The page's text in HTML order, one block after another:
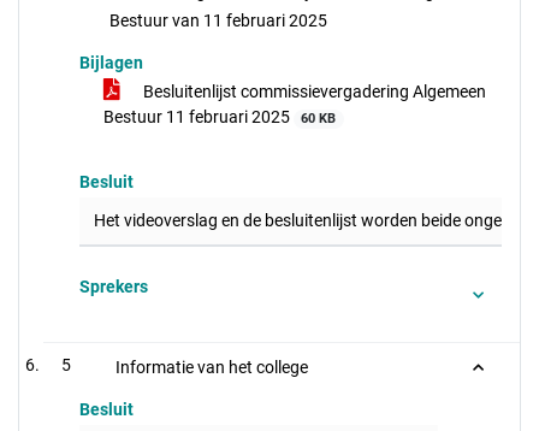
Bestuur van 11 februari 2025
Bijlagen
Besluitenlijst commissievergadering Algemeen
Bestuur 11 februari 2025
60 KB
Besluit
Het videoverslag en de besluitenlijst worden beide
Sprekers
5 Informatie van het college
Besluit